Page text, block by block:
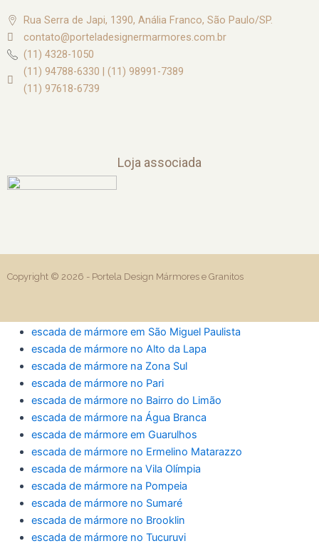
Rua Serra de Japi, 1390, Anália Franco, São Paulo/SP.
contato@porteladesignermarmores.com.br
(11) 4328-1050
(11) 94788-6330 | (11) 98991-7389
(11) 97618-6739
Loja associada
Copyright © 2026 - Portela Design Mármores e Granitos
escada de mármore em São Miguel Paulista
escada de mármore no Alto da Lapa
escada de mármore na Zona Sul
escada de mármore no Pari
escada de mármore no Bairro do Limão
escada de mármore na Água Branca
escada de mármore em Guarulhos
escada de mármore no Ermelino Matarazzo
escada de mármore na Vila Olímpia
escada de mármore na Pompeia
escada de mármore no Sumaré
escada de mármore no Brooklin
escada de mármore no Tucuruvi